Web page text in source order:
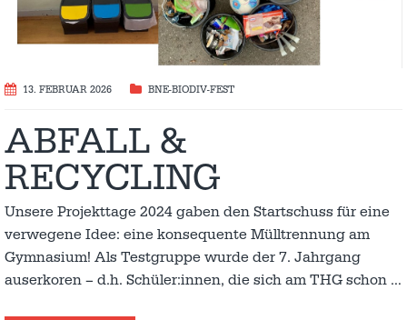
13. FEBRUAR 2026 BNE-BIODIV-FEST
ABFALL &
RECYCLING
Unsere Projekttage 2024 gaben den Startschuss für eine
verwegene Idee: eine konsequente Mülltrennung am
Gymnasium! Als Testgruppe wurde der 7. Jahrgang
auserkoren – d.h. Schüler:innen, die sich am THG schon …